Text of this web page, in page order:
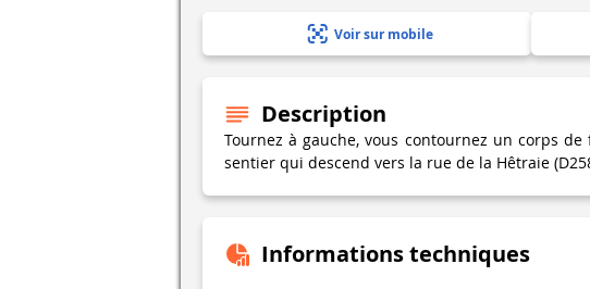
Voir sur mobile
Description
Tournez à gauche, vous contournez un corps
sentier qui descend vers la rue de la Hêtraie
Informations techniques